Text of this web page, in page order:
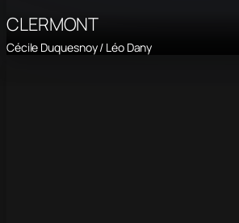
CLERMONT
Cécile Duquesnoy / Léo Dany